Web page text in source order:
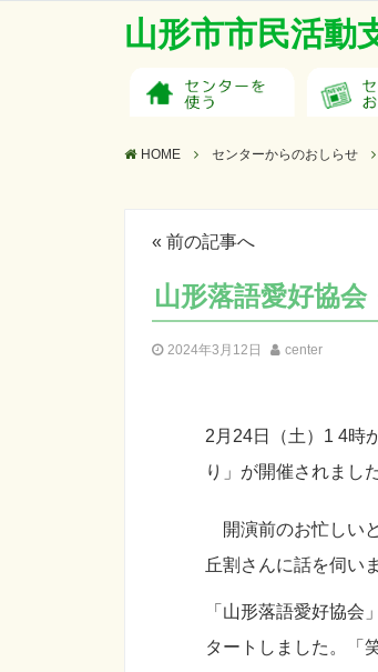
山形市市民活動
HOME センターからのおしらせ
« 前の記事へ
山形落語愛好協会
2024年3月12日 center
2月24日（土）1 4時
り」が開催されました
開演前のお忙しい
丘割さんに話を伺い
「山形落語愛好協
タートしました。「